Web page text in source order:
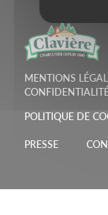
l’article
MENTIONS
POLITIQUE DE
PRESSE